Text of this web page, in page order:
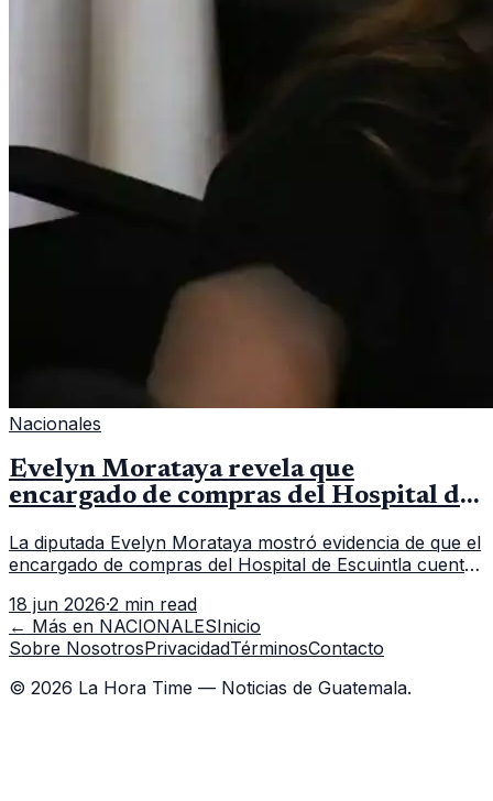
Nacionales
Evelyn Morataya revela que
encargado de compras del Hospital de
La diputada Evelyn Morataya mostró evidencia de que el
encargado de compras del Hospital de Escuintla cuenta
capacitación en la capital.
18 jun 2026·2 min read
← Más en NACIONALESInicio
Sobre NosotrosPrivacidadTérminosContacto
© 2026 La Hora Time — Noticias de Guatemala.